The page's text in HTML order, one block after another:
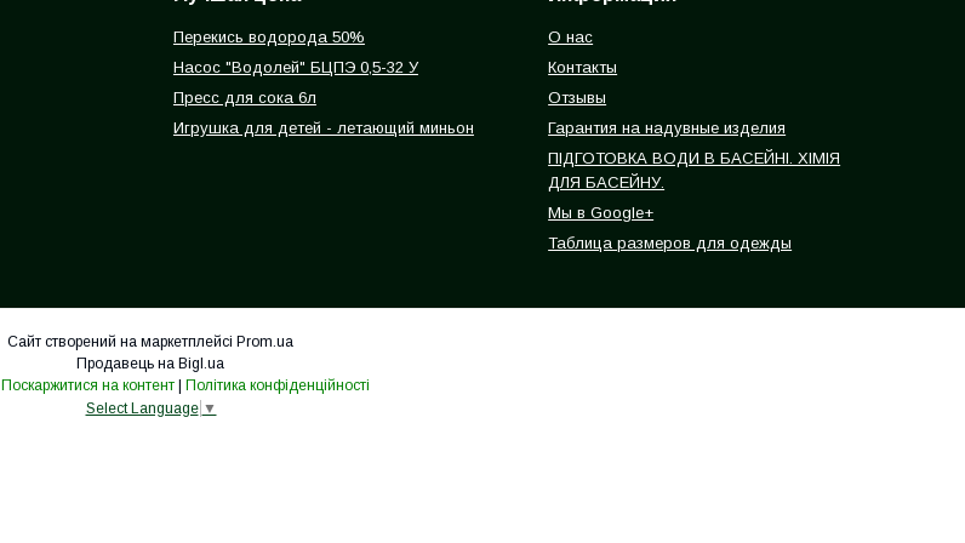
Перекись водорода 50%
Насос "Водолей" БЦПЭ 0,5-32 У
Пресс для сока 6л
Игрушка для детей - летающий миньон
О нас
Контакты
Отзывы
Гарантия на надувные изделия
ПІДГОТОВКА ВОДИ В БАСЕЙНІ. ХІМІЯ
ДЛЯ БАСЕЙНУ.
Мы в Google+
Таблица размеров для одежды
Сайт створений на маркетплейсі Prom.ua
Продавець на Bigl.ua
Поскаржитися на контент | Політика конфіденційності
Select Language ▼